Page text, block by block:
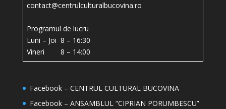
contact@centrulculturalbucovina.ro
Programul de lucru
Luni – Joi 8 – 16:30
Vineri 8 – 14:00
Facebook – CENTRUL CULTURAL BUCOVINA
Facebook – ANSAMBLUL “CIPRIAN PORUMBESCU”